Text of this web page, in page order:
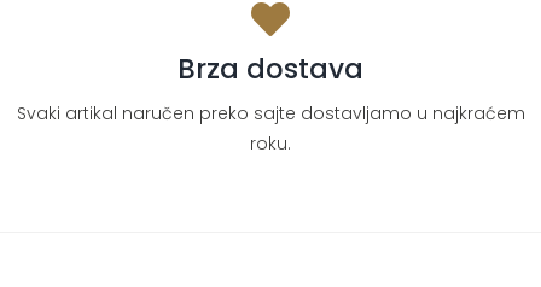
Brza dostava
Svaki artikal naručen preko sajte dostavljamo u najkraćem
roku.